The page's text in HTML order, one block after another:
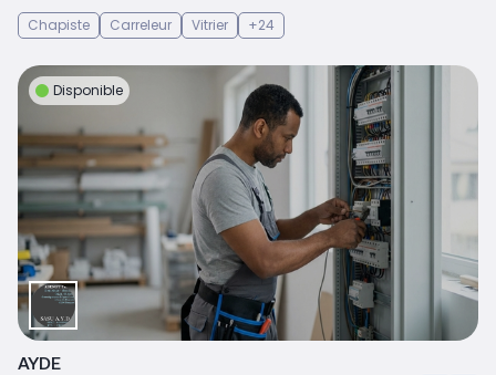
Chapiste
Carreleur Vitrier +24
Disponible
AYDE